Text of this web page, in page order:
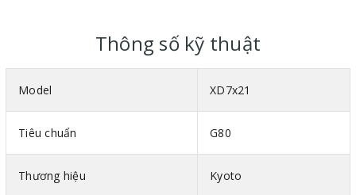
quản bằng trong thùng nhựa có dầu.
Thông số kỹ thuật
Model XD7x21
Tiêu chuẩn G80
Thương hiệu Kyoto